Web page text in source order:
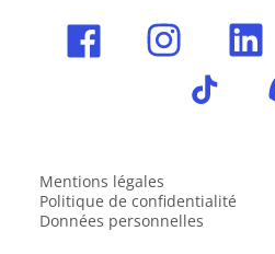
Mentions légales
Politique de confidentialité
Données personnelles